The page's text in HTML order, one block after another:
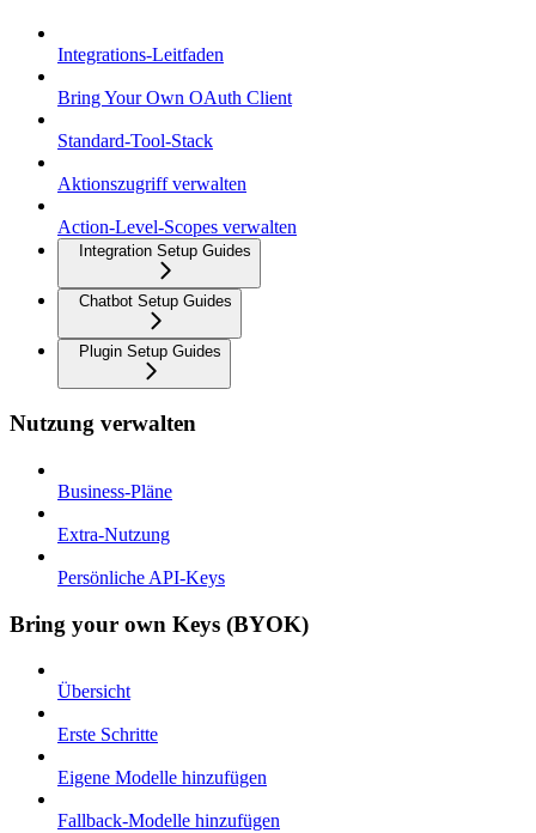
Integrations-Leitfaden
Bring Your Own OAuth Client
Standard-Tool-Stack
Aktionszugriff verwalten
Action-Level-Scopes verwalten
Integration Setup Guides
Chatbot Setup Guides
Plugin Setup Guides
Nutzung verwalten
Business-Pläne
Extra-Nutzung
Persönliche API-Keys
Bring your own Keys (BYOK)
Übersicht
Erste Schritte
Eigene Modelle hinzufügen
Fallback-Modelle hinzufügen